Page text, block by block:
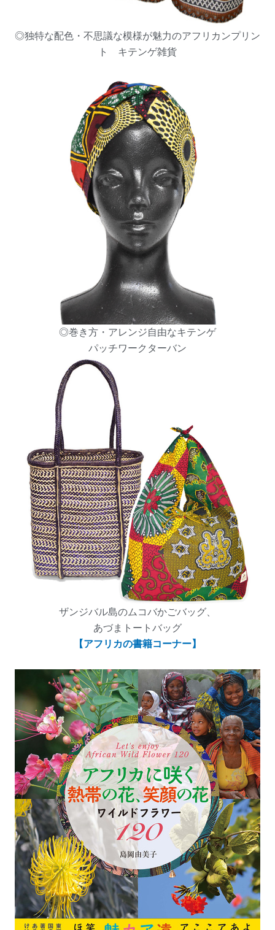
◎独特な配色・不思議な模様が魅力のアフリカンプリン
ト キテンゲ雑貨
◎巻き方・アレンジ自由なキテンゲ
パッチワークターバン
ザンジバル島のムコバかごバッグ、
あづまトートバッグ
【アフリカの書籍コーナー】